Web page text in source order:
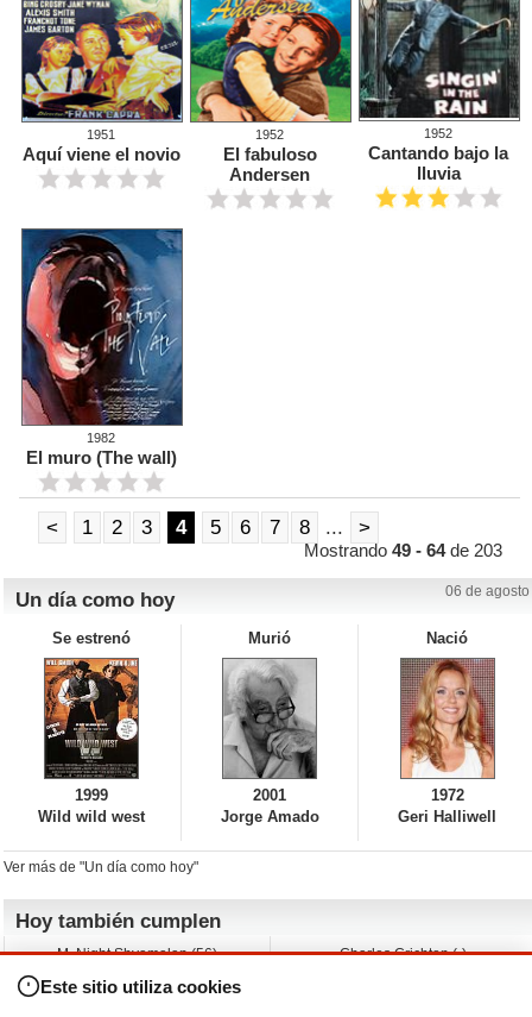
1951
Aquí viene el novio
1952
El fabuloso
Andersen
1952
Cantando bajo la
lluvia
1982
El muro (The wall)
< 1 2 3 4 5 6 7 8 ... >
Mostrando 49 - 64de 203
Un día como hoy 06 de agosto
Se estrenó
1999
Wild wild west
Murió
2001
Jorge Amado
Nació
1972
Geri Halliwell
Ver más de "Un día como hoy"
Hoy también cumplen
M. Night Shyamalan (56)
Andy Warhol (98)
Charles Crichton (-)
Este sitio utiliza cookies